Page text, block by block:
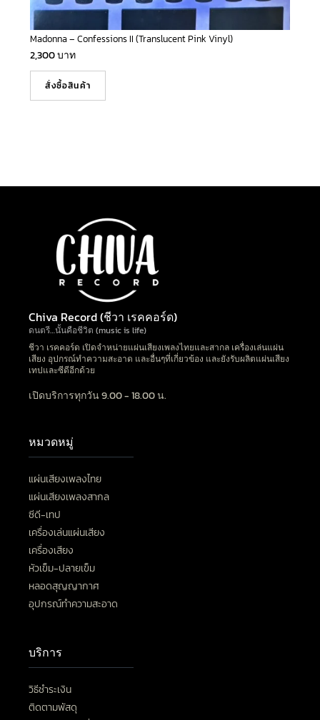
Madonna – Confessions II (Translucent Pink Vinyl)
2,300บาท
สั่งซื้อสินค้า
Chiva Record (ชีวา เรคคอร์ด)
ดนตรี…นั้นคือชีวิต (music is life)
ชีวา เรคคอร์ด เปิดจำหน่ายแผ่นเสียงเพลงไทยและสากล เครื่องเล่นแผ่น
เสียง อุปกรณ์ทำความสะอาด และอื่นๆที่เกี่ยวข้อง และยังรับผลิตแผ่นเสียง
เทปและซีดีอีกด้วย
เปิดบริการทุกวัน 9.00 - 18.00 น.
หมวดหมู่
แผ่นเสียงเพลงไทย
แผ่นเสียงเพลงสากล
ซีดี-เทป
เครื่องเล่นแผ่นเสียง
เครื่องเสียง
หัวเข็ม-ปลายเข็ม
หลอดสุญญากาศ
อุปกรณ์ทำความสะอาด
บริการ
วิธีชำระเงิน
ติดตามพัสดุ